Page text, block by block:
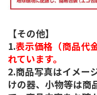
【その他】
1.表示価格（商品代
れています。
2.商品写真はイメー
けの器、小物等は商